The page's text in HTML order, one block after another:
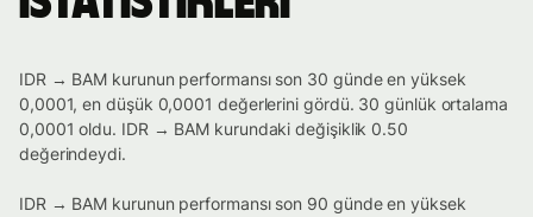
IDR → BAM kurunun performansı son 30 günde en yüksek
0,0001, en düşük 0,0001 değerlerini gördü. 30 günlük ortalama
0,0001 oldu. IDR → BAM kurundaki değişiklik 0.50
değerindeydi.
IDR → BAM kurunun performansı son 90 günde en yüksek